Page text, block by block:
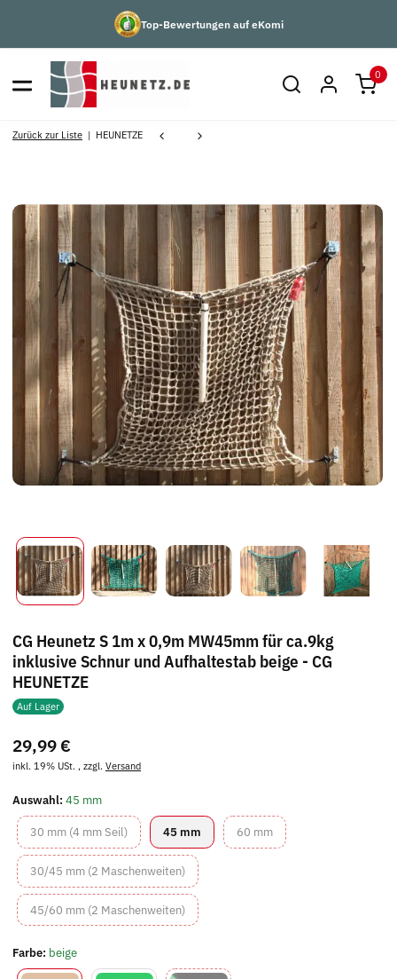
Top-Bewertungen auf eKomi
0
Zurück zur Liste HEUNETZE
CG Heunetz S 1m x 0,9m MW45mm für ca.9kg
inklusive Schnur und Aufhaltestab beige - CG
HEUNETZE
Auf Lager
29,99 €
inkl. 19% USt. , zzgl. Versand
Auswahl: 45 mm
30 mm (4 mm Seil)30 mm (4 mm Seil)
45 mm 45 mm60 mm60 mm
30/45 mm (2 Maschenweiten)30/45 mm (2 Maschenweiten)
45/60 mm (2 Maschenweiten)45/60 mm (2 Maschenweiten)
Farbe: beige